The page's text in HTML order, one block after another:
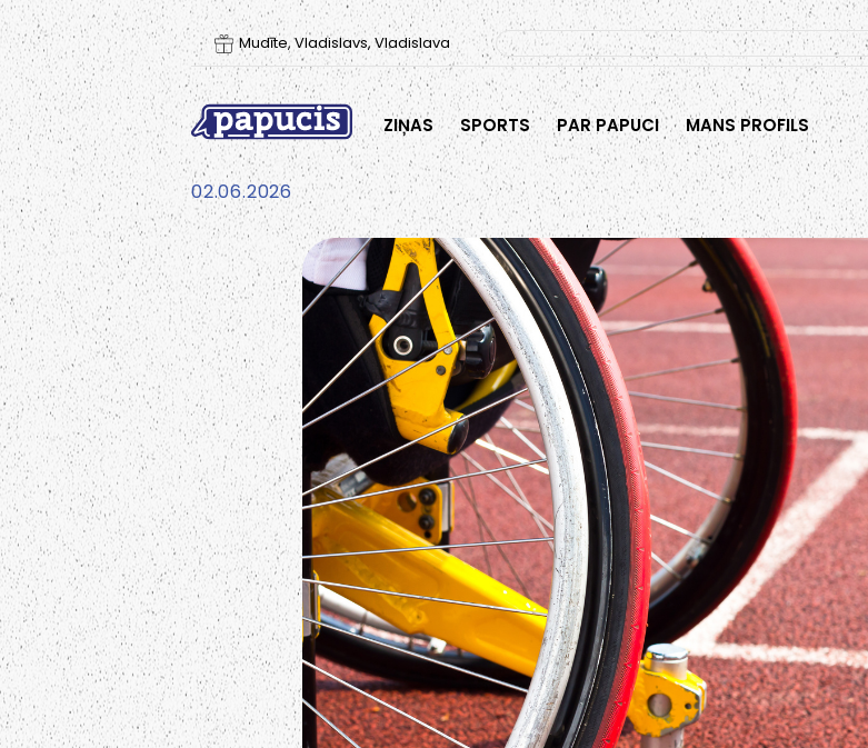
Mudīte, Vladislavs, Vladislava
ZIŅAS SPORTS PAR PAPUCI MANS PROFILS
02.06.2026